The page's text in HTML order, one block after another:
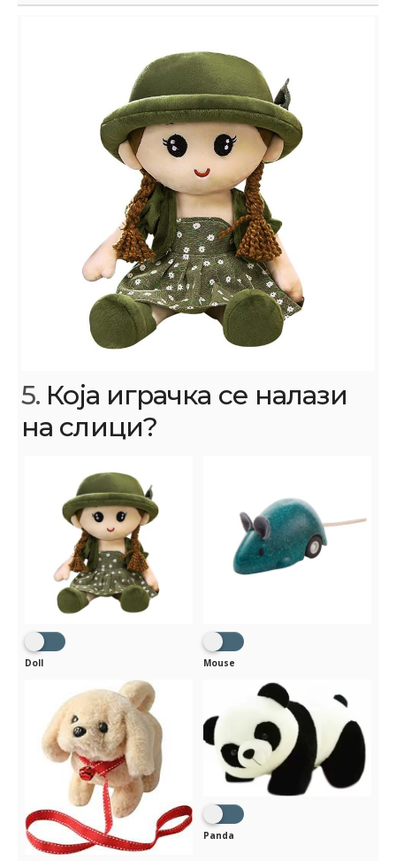
5. Која играчка се налази
на слици?
Doll Mouse
Panda